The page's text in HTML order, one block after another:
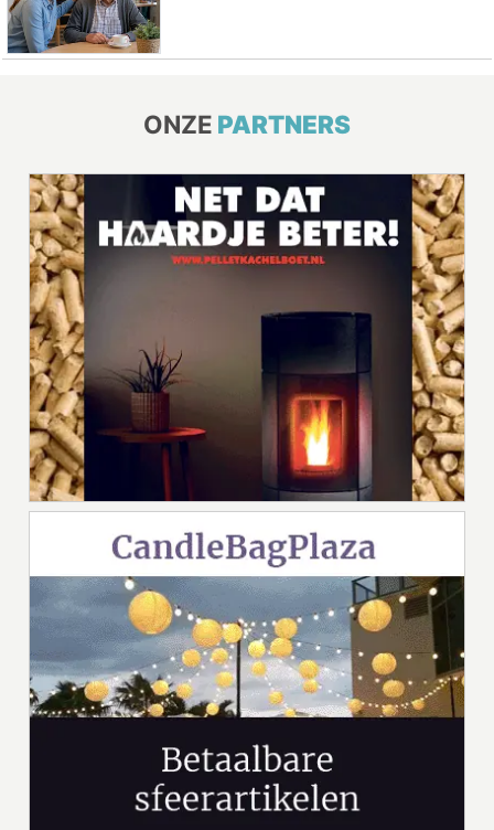
ONZE PARTNERS